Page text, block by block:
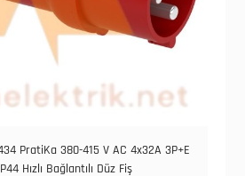
PratiKa 380-415 V AC 4x32A 3P+E
Hızlı Bağlantılı Düz Fiş